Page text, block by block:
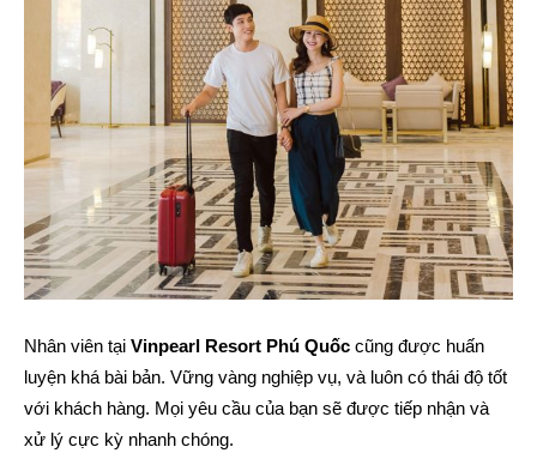
Nhân viên tại Vinpearl Resort Phú Quốc cũng được huấn
luyện khá bài bản. Vững vàng nghiệp vụ, và luôn có thái độ tốt
với khách hàng. Mọi yêu cầu của bạn sẽ được tiếp nhận và
xử lý cực kỳ nhanh chóng.